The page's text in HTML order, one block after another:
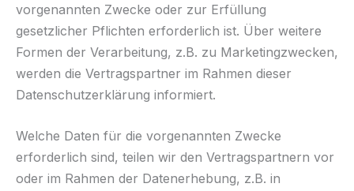
vorgenannten Zwecke oder zur Erfüllung
gesetzlicher Pflichten erforderlich ist. Über weitere
Formen der Verarbeitung, z.B. zu Marketingzwecken,
werden die Vertragspartner im Rahmen dieser
Datenschutzerklärung informiert.
Welche Daten für die vorgenannten Zwecke
erforderlich sind, teilen wir den Vertragspartnern vor
oder im Rahmen der Datenerhebung, z.B. in